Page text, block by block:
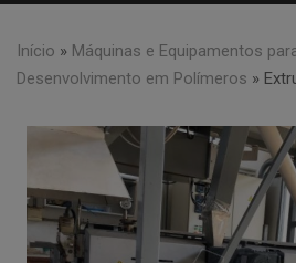
Início » Máquinas e Equipamentos
Desenvolvimento em Polímeros »